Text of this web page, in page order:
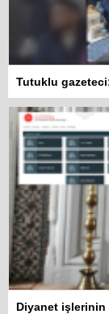
Tutuklu
Diyanet